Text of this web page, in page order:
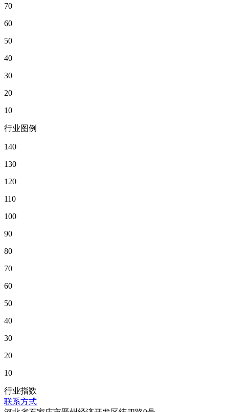
70
60
50
40
30
20
10
行业图例
140
130
120
110
100
90
80
70
60
50
40
30
20
10
行业指数
联系方式